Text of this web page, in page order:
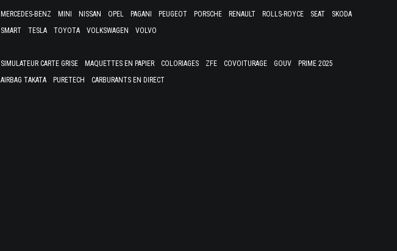
MERCEDES-BENZ
MINI NISSAN OPEL PAGANI PEUGEOT PORSCHE RENAULT ROLLS-ROYCE SEAT
SKODA
SMART
TESLA TOYOTA VOLKSWAGEN VOLVO
SIMULATEUR CARTE GRISE MAQUETTES EN PAPIER COLORIAGES ZFE COVOITURAGE GOUV
PRIME 2025
AIRBAG TAKATA
PURETECH CARBURANTS EN DIRECT